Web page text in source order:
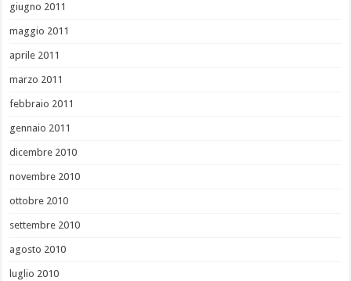
giugno 2011
maggio 2011
aprile 2011
marzo 2011
febbraio 2011
gennaio 2011
dicembre 2010
novembre 2010
ottobre 2010
settembre 2010
agosto 2010
luglio 2010